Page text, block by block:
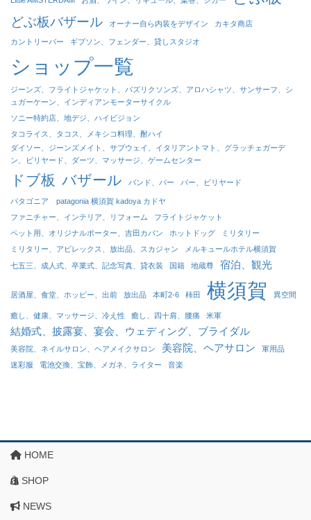
どぶ板バザール オーナー自ら内装をデザイン カキタ商店
カントリーバー ギブソン、フェンダー、貸しスタジオ
ショップ一覧
ジーンズ、フライトジャケット、パズリクソンズ、アロハシャツ、サンサーフ、シ
ュガーケーン、インディアンモーターサイクル
ソニー特約店、地デジ、ハイビジョン
タコライス、タコス、メキシコ料理、酎ハイ
ダイソー、ジーンズメイト、サブウェイ、イタリアントマト、グラッチェガーデ
ン、ビリヤード、ダーツ、マッサージ、ゲームセンター
ドブ板 バザール バンド、バー バー、ビリヤード
パタゴニア patagonia 横須賀 kadoya カドヤ
ファニチャー、インテリア、リフォーム
フライトジャケット
ペット用、オリジナルポーター、吉田カバン
ホットドッグ
ミリタリー
ミリタリー、アビレックス、放出品、スカジャン
メルキュールホテル横須賀
七五三、成人式、卒業式、記念写真、貸衣装
国籍 地蔵尊 宿泊、観光
居酒屋、食堂、ホッピー、出前 放出品 本町2-6 柿田 横須賀 異空間
癒し、健康、マッサージ、冷え性 癒し、四十肩、腰痛 米軍
結婚式、披露宴、宴会、ウェディング、ブライダル
美容院、ネイルサロン、ヘアメイクサロン 美容院、ヘアサロン
軍用品
迷彩服
電池交換、宝飾、メガネ、ライター 音楽
HOME
SHOP
NEWS